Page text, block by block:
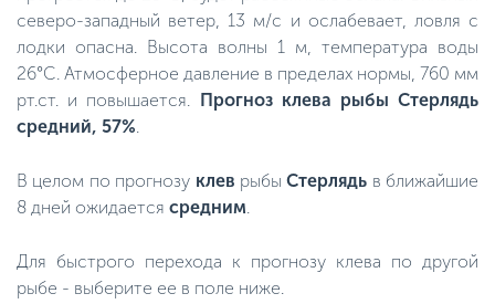
северо-западный ветер, 13 м/с и ослабевает, ловля с
лодки опасна. Высота волны 1 м, температура воды
26°C. Атмосферное давление в пределах нормы, 760 мм
рт.ст. и повышается. Прогноз клева рыбы Стерлядь
средний, 57%.
В целом по прогнозу клев рыбыСтерлядь в ближайшие
8 дней ожидается средним.
Для быстрого перехода к прогнозу клева по другой
рыбе - выберите ее в поле ниже.